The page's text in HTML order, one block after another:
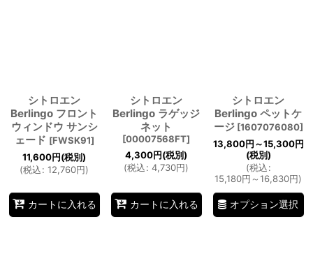
シトロエン
Berlingo フロント
ウィンドウ サンシ
ェード [FWSK91]
11,600円(税別)
(税込: 12,760円)
カートに入れる
シトロエン
Berlingo ラゲッジ
ネット
[00007568FT]
4,300円(税別)
(税込: 4,730円)
カートに入れる
シトロエン
Berlingo ペットケ
ージ [1607076080]
13,800円～15,300円
(税別)
(税込:
15,180円 ～16,830円)
オプション選択